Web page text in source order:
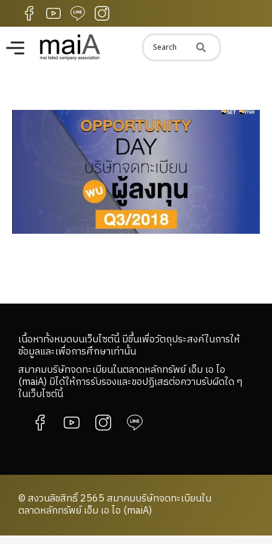
เนื้อหาทั้งหมดบนเว็บไซต์นี้ มีขึ้นเพื่อวัตถุประสงค์ในการให้
ข้อมูลและเพื่อการศึกษาเท่านั้น
สมาคมบริษัทจดทะเบียนในตลาดหลักทรัพย์ เอ็ม เอ ไอ
(maiA) มิได้ให้การรับรองและขอปฏิเสธต่อความรับผิดใด ๆ
ในเว็บไซต์นี้
© สงวนลิขสิทธิ์ 2565 สมาคมบริษัทจดทะเบียนใน
ตลาดหลักทรัพย์ เอ็ม เอ ไอ (maiA)